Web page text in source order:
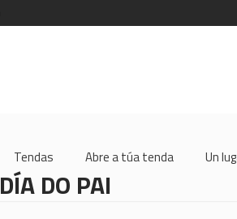
Tendas Abre a túa tenda Un
DÍA DO PAI